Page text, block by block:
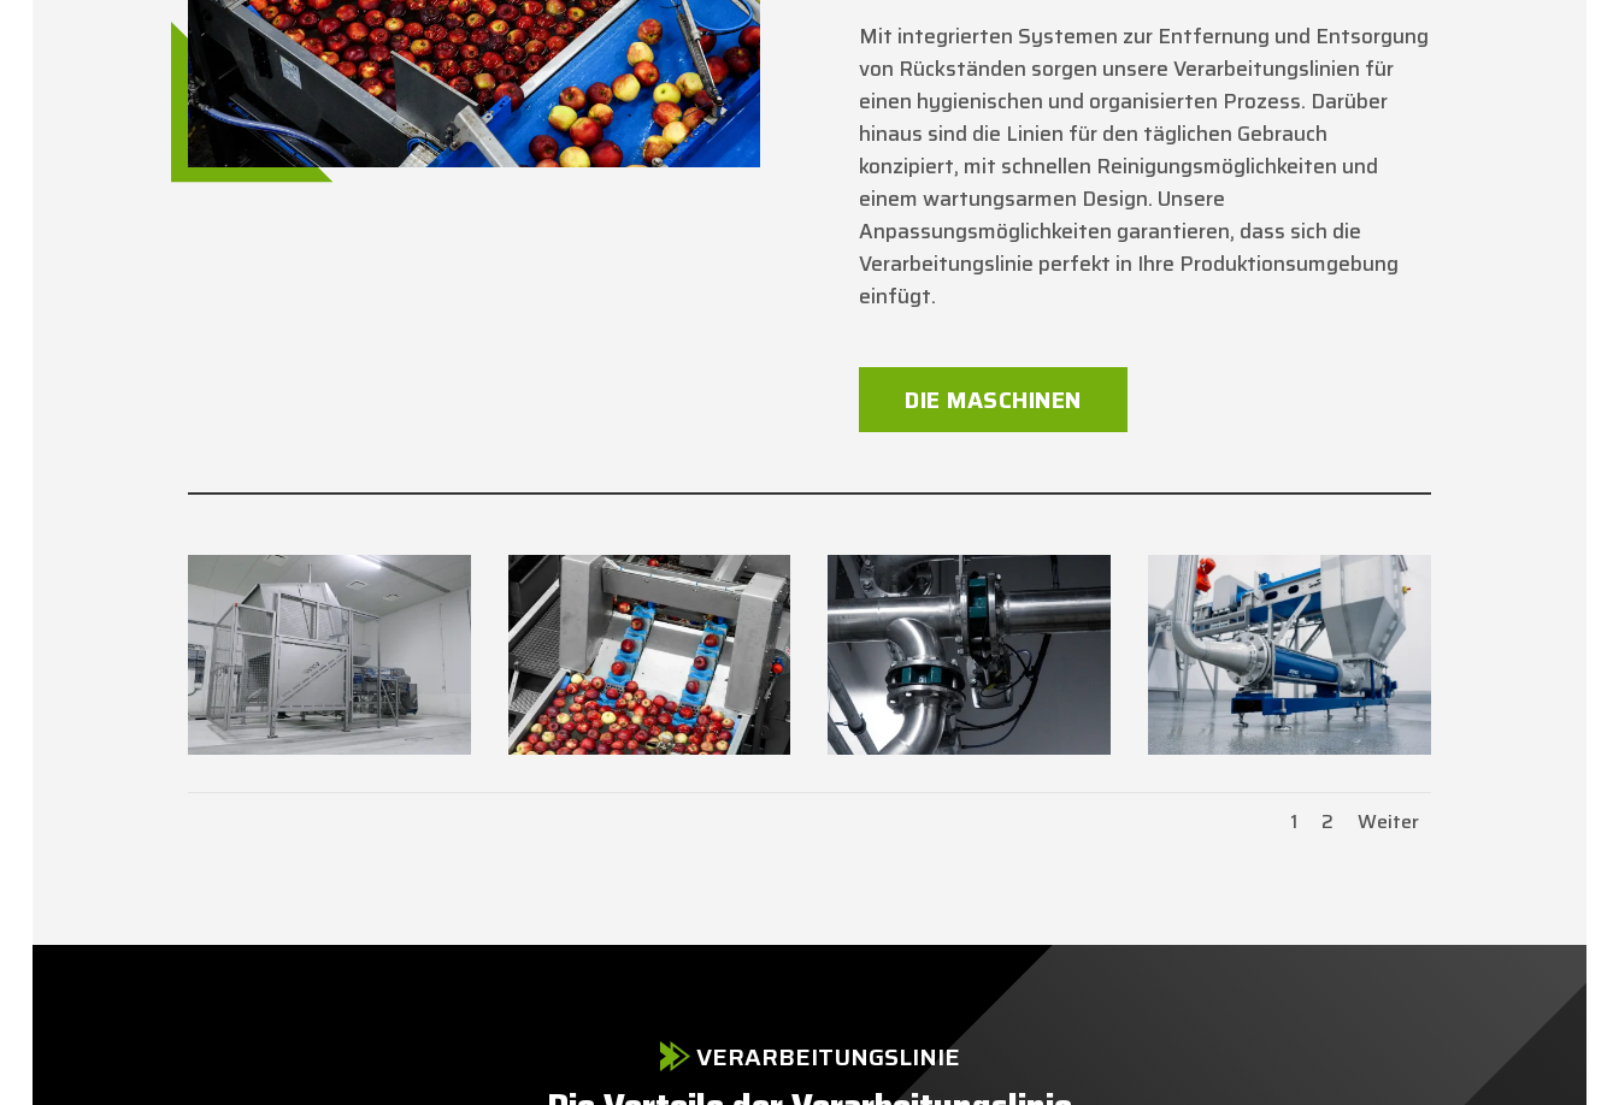
Mit integrierten Systemen zur Entfernung und Entsorgung
von Rückständen sorgen unsere Verarbeitungslinien für
einen hygienischen und organisierten Prozess. Darüber
hinaus sind die Linien für den täglichen Gebrauch
konzipiert, mit schnellen Reinigungsmöglichkeiten und
einem wartungsarmen Design. Unsere
Anpassungsmöglichkeiten garantieren, dass sich die
Verarbeitungslinie perfekt in Ihre Produktionsumgebung
einfügt.
DIE MASCHINEN
1 2 Weiter
VERARBEITUNGSLINIE